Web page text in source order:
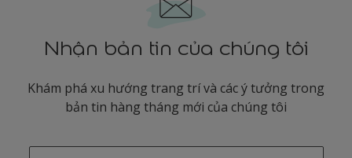
Nhận bản tin của chúng tôi
Khám phá xu hướng trang trí và các ý tưởng trong
bản tin hàng tháng mới của chúng tôi